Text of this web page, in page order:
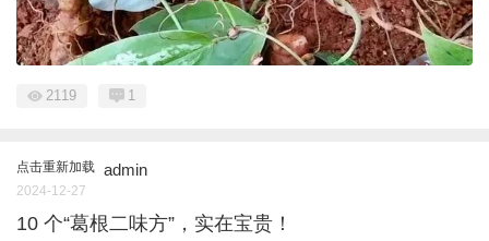
2119 1
点击重新加载 admin
2024-12-27
10 个“葛根二味方”，实在宝贵！